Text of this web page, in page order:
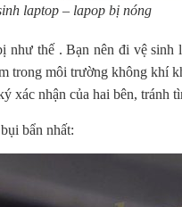
laptop – lapop bị nóng
như thế . Bạn nên đi vệ
trong môi trường không khí
xác nhận của hai bên,
bẩn nhất: